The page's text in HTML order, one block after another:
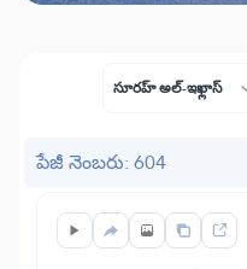
సూరహ్ అల్-ఇఖ్లాస్
పేజీ నెంబరు: 604